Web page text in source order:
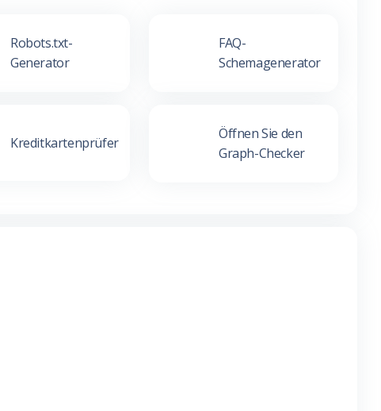
Robots.txt-
Generator
FAQ-
Schemagenerator
Kreditkartenprüfer
Öffnen Sie den
Graph-Checker